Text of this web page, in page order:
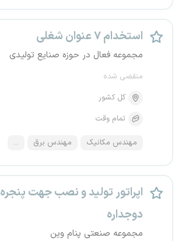
استخدام ۷ عنوان شغلی
مجموعه فعال در حوزه صنایع تولیدی
منقضی شده
کل کشور
تمام وقت
مهندس مکانیک مهندس برق ...
اپراتور تولید و نصب جهت پنجره
دوجداره
مجموعه صنعتی پنام وین